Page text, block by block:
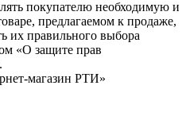
покупателю необходимую и
предлагаемом к продаже,
их правильного выбора
«О защите прав
магазин РТИ»